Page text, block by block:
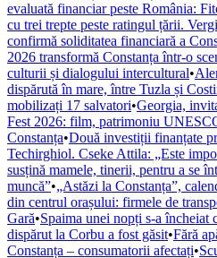
evaluată financiar peste România:
cu trei trepte peste ratingul țării.
confirmă soliditatea financiară a
2026 transformă Constanța într-o
culturii și dialogului intercultural•
dispărută în mare, între Tuzla și
mobilizați 17 salvatori•Georgia,
Fest 2026: film, patrimoniu
Constanța•Două investiții finanțate
Techirghiol. Cseke Attila: „Este
susțină mamele, tinerii, pentru a se
muncă”•„Astăzi la Constanța”,
din centrul orașului: firmele de
Gară•Spaima unei nopți s-a încheiat
dispărut la Corbu a fost găsit•Fără
Constanța – consumatorii afectați•